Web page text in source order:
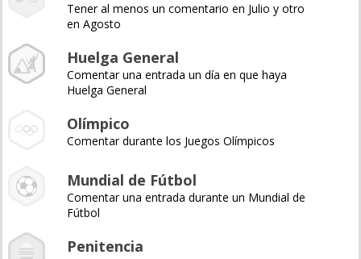
Tener al menos un comentario en Julio y otro
en Agosto
Huelga General
Comentar una entrada un día en que haya
Huelga General
Olímpico
Comentar durante los Juegos Olímpicos
Mundial de Fútbol
Comentar una entrada durante un Mundial de
Fútbol
Penitencia